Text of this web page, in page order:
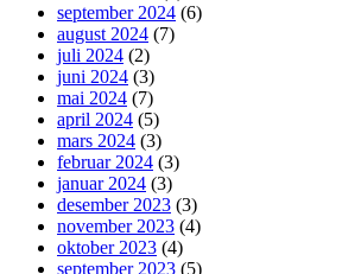
september 2024 (6)
august 2024 (7)
juli 2024 (2)
juni 2024 (3)
mai 2024 (7)
april 2024 (5)
mars 2024 (3)
februar 2024 (3)
januar 2024 (3)
desember 2023 (3)
november 2023 (4)
oktober 2023 (4)
september 2023 (5)